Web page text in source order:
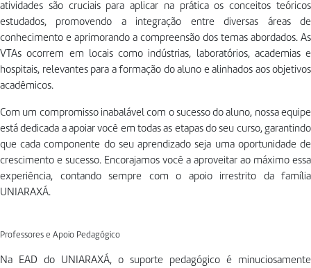
atividades são cruciais para aplicar na prática os conceitos teóricos
estudados, promovendo a integração entre diversas áreas de
conhecimento e aprimorando a compreensão dos temas abordados. As
VTAs ocorrem em locais como indústrias, laboratórios, academias e
hospitais, relevantes para a formação do aluno e alinhados aos objetivos
acadêmicos.
Com um compromisso inabalável com o sucesso do aluno, nossa equipe
está dedicada a apoiar você em todas as etapas do seu curso, garantindo
que cada componente do seu aprendizado seja uma oportunidade de
crescimento e sucesso. Encorajamos você a aproveitar ao máximo essa
experiência, contando sempre com o apoio irrestrito da família
UNIARAXÁ.
Professores e Apoio Pedagógico
Na EAD do UNIARAXÁ, o suporte pedagógico é minuciosamente